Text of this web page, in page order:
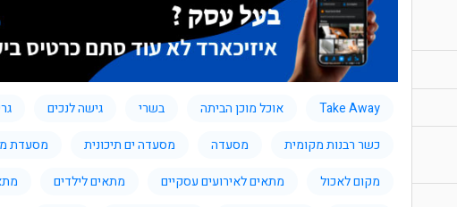
Take Away אוכל מוכן הביתה בשרי גישה לנכים
כשר רבנות מקומית
מסעדה מסעדה ים תיכונית מסעדת
מקום לאכול
מתאים לאירועים עסקיים מתאים לילדים